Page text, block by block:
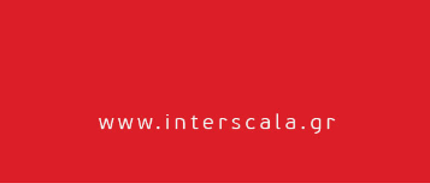
Ενδιαφερθήκαμε να μάθουμε την
μου βήματα και από εκεί την εξέλιξα από
στυλ, μόνη μου και με πολύ μεγάλη